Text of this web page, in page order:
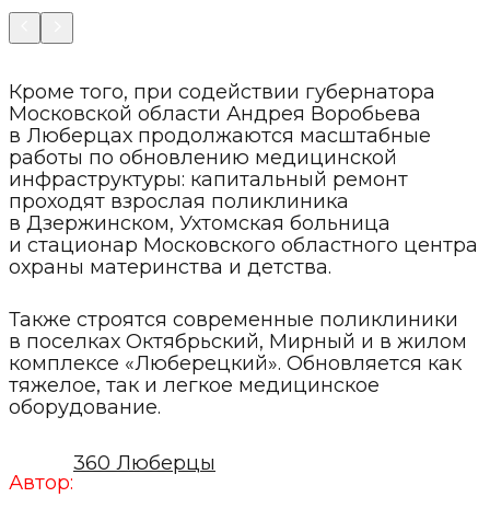
Кроме того, при содействии губернатора
Московской области Андрея Воробьева
в Люберцах продолжаются масштабные
работы по обновлению медицинской
инфраструктуры: капитальный ремонт
проходят взрослая поликлиника
в Дзержинском, Ухтомская больница
и стационар Московского областного центра
охраны материнства и детства.
Также строятся современные поликлиники
в поселках Октябрьский, Мирный и в жилом
комплексе «Люберецкий». Обновляется как
тяжелое, так и легкое медицинское
оборудование.
Автор:
360 Люберцы